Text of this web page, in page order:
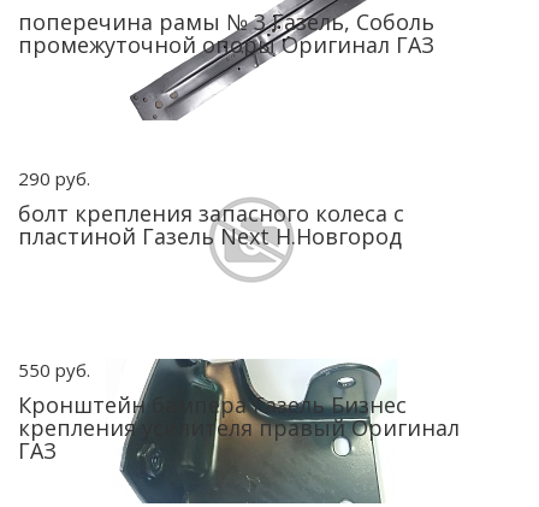
поперечина рамы № 3 Газель, Соболь
промежуточной опоры Оригинал ГАЗ
290 руб.
болт крепления запасного колеса с
пластиной Газель Next Н.Новгород
550 руб.
Кронштейн бампера Газель Бизнес
крепления усилителя правый Оригинал
ГАЗ